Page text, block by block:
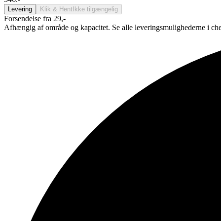
Levering Klik & Hent Ikke tilgængelig
Forsendelse fra 29,-
Afhængig af område og kapacitet. Se alle leveringsmulighederne i